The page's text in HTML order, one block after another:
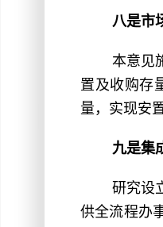
八是市
本意见
置及收购存
量，实现安
九是集
研究设
供全流程办